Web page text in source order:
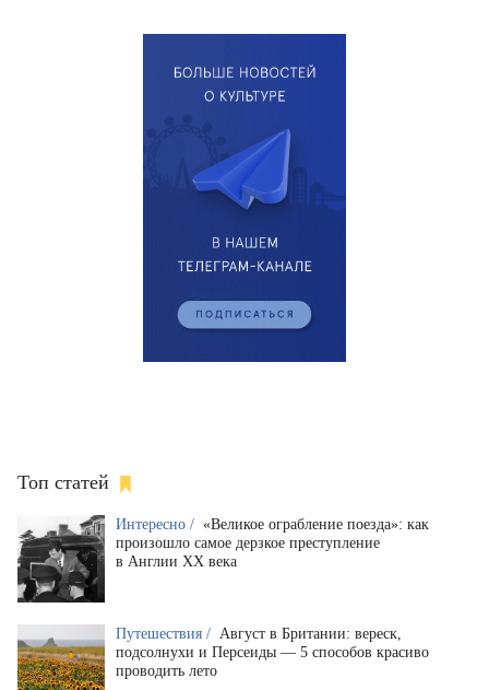
Топ статей
Интересно / «Великое ограбление поезда»: как
произошло самое дерзкое преступление
в Англии XX века
Путешествия / Август в Британии: вереск,
подсолнухи и Персеиды — 5 способов красиво
проводить лето